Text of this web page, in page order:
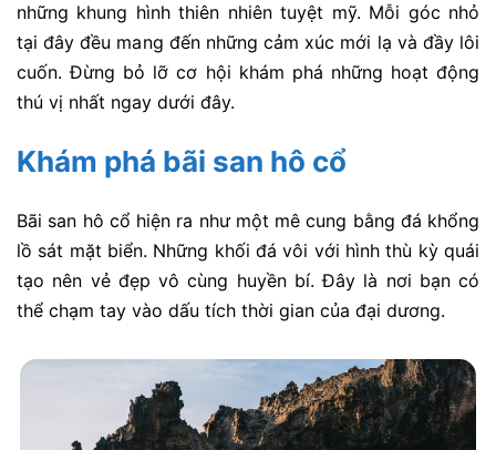
những khung hình thiên nhiên tuyệt mỹ. Mỗi góc nhỏ
tại đây đều mang đến những cảm xúc mới lạ và đầy lôi
cuốn. Đừng bỏ lỡ cơ hội khám phá những hoạt động
thú vị nhất ngay dưới đây.
Khám phá bãi san hô cổ
Bãi san hô cổ hiện ra như một mê cung bằng đá khổng
lồ sát mặt biển. Những khối đá vôi với hình thù kỳ quái
tạo nên vẻ đẹp vô cùng huyền bí. Đây là nơi bạn có
thể chạm tay vào dấu tích thời gian của đại dương.